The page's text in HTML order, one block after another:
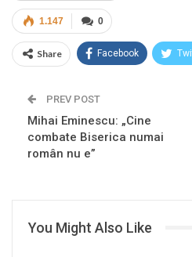
0
1.147
Share Facebook
PREV POST
Mihai Eminescu: „Cine
combate Biserica numai
român nu e”
You Might Also Like